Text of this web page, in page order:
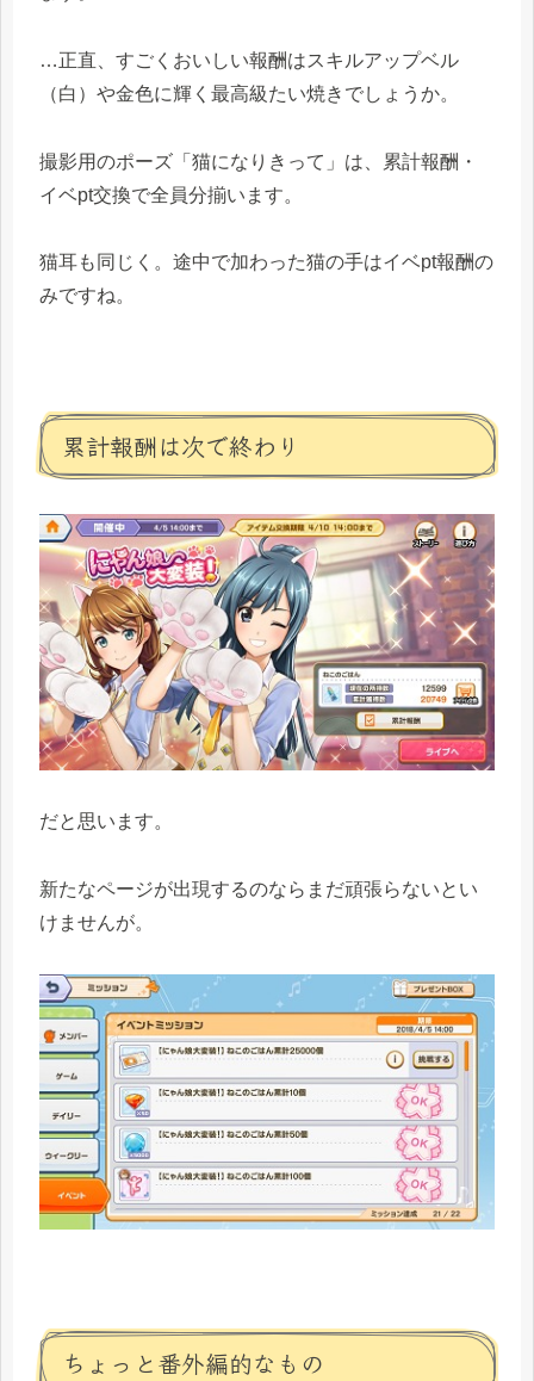
…正直、すごくおいしい報酬はスキルアップベル
（白）や金色に輝く最高級たい焼きでしょうか。
撮影用のポーズ「猫になりきって」は、累計報酬・
イベpt交換で全員分揃います。
猫耳も同じく。途中で加わった猫の手はイベpt報酬の
みですね。
累計報酬は次で終わり
だと思います。
新たなページが出現するのならまだ頑張らないとい
けませんが。
ちょっと番外編的なもの